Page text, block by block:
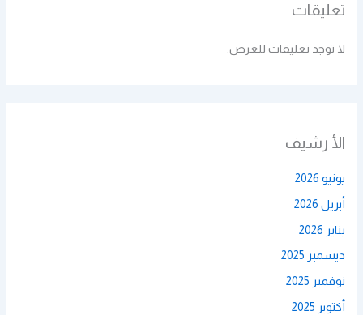
تعليقات
لا توجد تعليقات للعرض.
الأ رشيف
يونيو 2026
أبريل 2026
يناير 2026
ديسمبر 2025
نوفمبر 2025
أكتوبر 2025